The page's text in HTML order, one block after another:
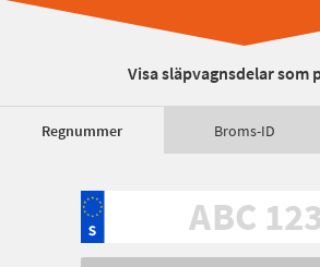
Visa släpvagnsdelar som
Regnummer Broms-ID